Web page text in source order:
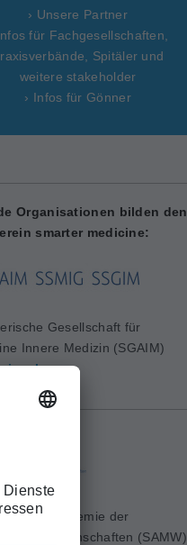
› Unsere Partner
für Fachgesellschaften,
Spitäler und
weitere stakeholder
› Infos für Gönner
Organisationen bilden den
smarter medicine:
Gesellschaft für
Innere Medizin (SGAIM)
Akademie der
Wissenschaften (SAMW)